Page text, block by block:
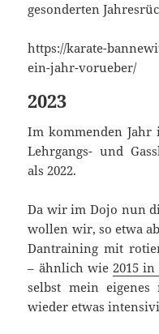
gesonderten
https://karate-
ein-jahr-vorueber/
2023
Im kommenden
Lehrgangs- und
als 2022.
Da wir im Dojo nun
wollen wir, so etwa
Dantraining mit
– ähnlich wie2015
selbst mein eigenes
wieder etwas